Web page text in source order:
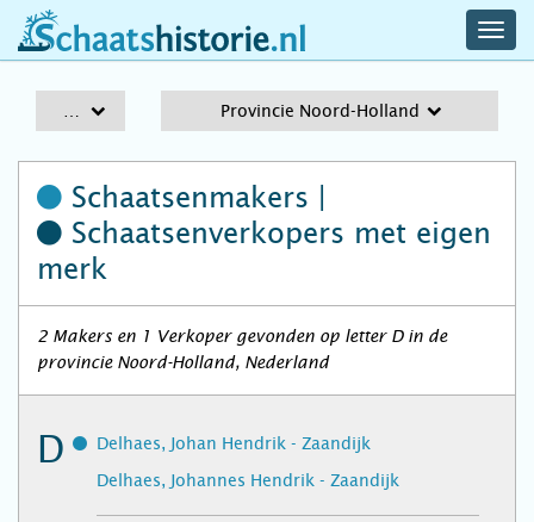
schaatshistorie.nl
Provincie Noord-Holland
Schaatsenmakers |
Schaatsenverkopers met eigen
merk
2 Makers en 1 Verkoper gevonden op letter D in de
provincie Noord-Holland, Nederland
D
Delhaes, Johan Hendrik - Zaandijk
Delhaes, Johannes Hendrik - Zaandijk